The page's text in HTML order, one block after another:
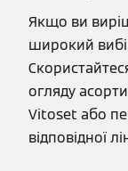
Якщо ви
широкий
огляду
Vitoset або
відповідної